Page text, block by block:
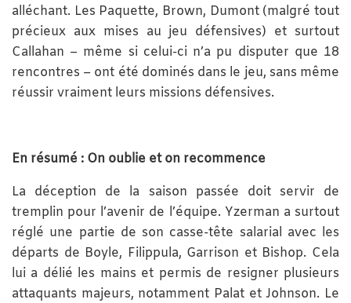
alléchant. Les Paquette, Brown, Dumont (malgré tout
précieux aux mises au jeu défensives) et surtout
Callahan – même si celui-ci n’a pu disputer que 18
rencontres – ont été dominés dans le jeu, sans même
réussir vraiment leurs missions défensives.
En résumé : On oublie et on recommence
La déception de la saison passée doit servir de
tremplin pour l’avenir de l’équipe. Yzerman a surtout
réglé une partie de son casse-tête salarial avec les
départs de Boyle, Filippula, Garrison et Bishop. Cela
lui a délié les mains et permis de resigner plusieurs
attaquants majeurs, notamment Palat et Johnson. Le